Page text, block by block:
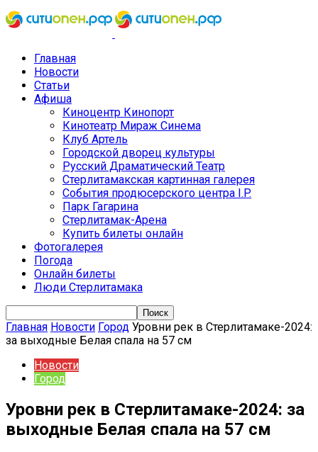
Главная
Новости
Статьи
Афиша
Киноцентр Кинопорт
Кинотеатр Мираж Синема
Клуб Артель
Городской дворец культуры
Русский Драматический Театр
Стерлитамакская картинная галерея
События продюсерского центра I.P.
Парк Гагарина
Стерлитамак-Арена
Купить билеты онлайн
Фотогалерея
Погода
Онлайн билеты
Люди Стерлитамака
Главная Новости Город Уровни рек в Стерлитамаке-2024:
за выходные Белая спала на 57 см
Новости
Город
Уровни рек в Стерлитамаке-2024: за
выходные Белая спала на 57 см